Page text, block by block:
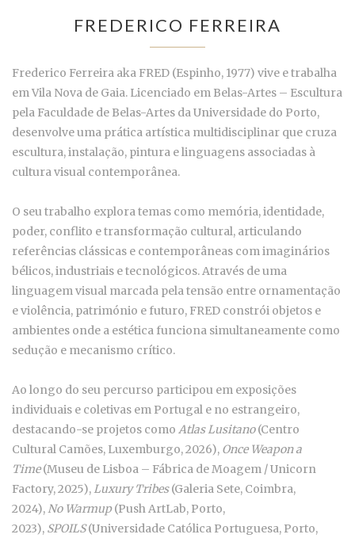
FREDERICO FERREIRA
Frederico Ferreira aka FRED (Espinho, 1977) vive e trabalha
em Vila Nova de Gaia. Licenciado em Belas-Artes – Escultura
pela Faculdade de Belas-Artes da Universidade do Porto,
desenvolve uma prática artística multidisciplinar que cruza
escultura, instalação, pintura e linguagens associadas à
cultura visual contemporânea.
O seu trabalho explora temas como memória, identidade,
poder, conflito e transformação cultural, articulando
referências clássicas e contemporâneas com imaginários
bélicos, industriais e tecnológicos. Através de uma
linguagem visual marcada pela tensão entre ornamentação
e violência, património e futuro, FRED constrói objetos e
ambientes onde a estética funciona simultaneamente como
sedução e mecanismo crítico.
Ao longo do seu percurso participou em exposições
individuais e coletivas em Portugal e no estrangeiro,
destacando-se projetos como Atlas Lusitano(Centro
Cultural Camões, Luxemburgo, 2026), Once Weapon a
Time(Museu de Lisboa – Fábrica de Moagem / Unicorn
Factory, 2025), Luxury Tribes(Galeria Sete, Coimbra,
2024), No Warmup(Push ArtLab, Porto,
2023), SPOILS(Universidade Católica Portuguesa, Porto,